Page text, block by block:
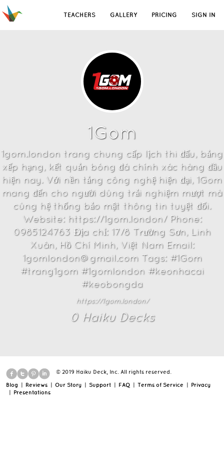
TEACHERS GALLERY PRICING SIGN IN
1Gom
1gom.london trang chung cấp lịch thi đấu, bảng
xếp hạng, kết quản bóng đá chính xác hàng đầu
hiện nay. Với nền tảng công nghệ hiện đại, 1Gom
mang đến cho người dùng trải nghiệm mượt mà
cùng hệ thống bảo mật thông tin tuyệt đối.
Website: https://1gom.london/ Phone:
0985124763 Địa chỉ: 17/8 Trường Sơn, Linh
Xuân, Hồ Chí Minh, Việt Nam Email:
1gomlondon@gmail.com Tags: #1Gom
#trang1gom #1gomlondon #keonhacai
#keobongda
https://1gom.london/
0Haiku Decks
© 2019 Haiku Deck, Inc. All rights reserved.
Blog | Reviews | Our Story | Support | FAQ | Terms of Service | Privacy
| Presentations